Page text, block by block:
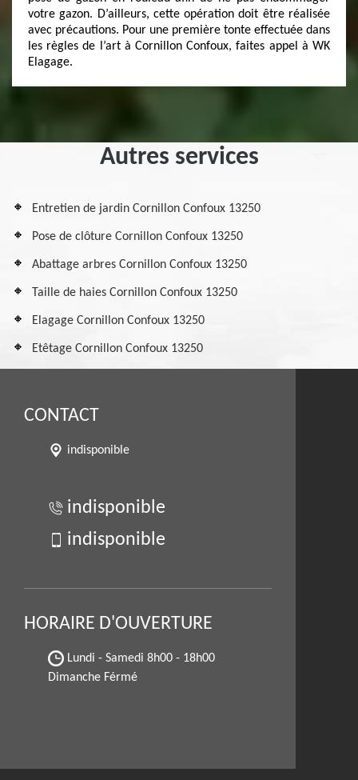
votre gazon. D’ailleurs, cette opération doit être réalisée
avec précautions. Pour une première tonte effectuée dans
les règles de l’art à Cornillon Confoux, faites appel à WK
Elagage.
Autres services
Entretien de jardin Cornillon Confoux 13250
Pose de clôture Cornillon Confoux 13250
Abattage arbres Cornillon Confoux 13250
Taille de haies Cornillon Confoux 13250
Elagage Cornillon Confoux 13250
Etêtage Cornillon Confoux 13250
CONTACT
indisponible
indisponible
indisponible
HORAIRE D'OUVERTURE
Lundi - Samedi 8h00 - 18h00
Dimanche Férmé